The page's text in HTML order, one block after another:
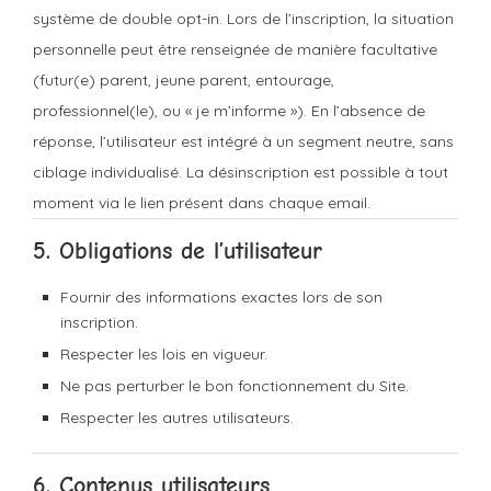
système de double opt-in. Lors de l’inscription, la situation
personnelle peut être renseignée de manière facultative
(futur(e) parent, jeune parent, entourage,
professionnel(le), ou « je m’informe »). En l’absence de
réponse, l’utilisateur est intégré à un segment neutre, sans
ciblage individualisé. La désinscription est possible à tout
moment via le lien présent dans chaque email.
5. Obligations de l’utilisateur
Fournir des informations exactes lors de son
inscription.
Respecter les lois en vigueur.
Ne pas perturber le bon fonctionnement du Site.
Respecter les autres utilisateurs.